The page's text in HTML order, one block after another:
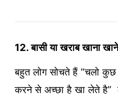
12. बासी या खराब खाना
बहुत लोग सोचते हैं “चलो कुछ
करने से अच्छा है खा लेते है”